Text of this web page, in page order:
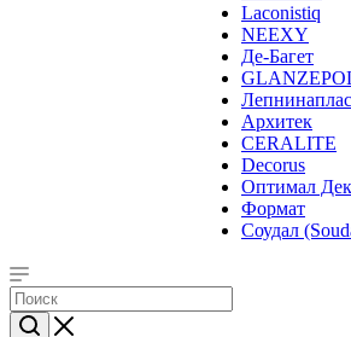
Laconistiq
NEEXY
Де-Багет
Архитек
CERALITE
Decorus
Оптимал
Формат
Соудал